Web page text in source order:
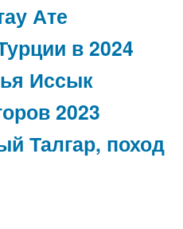
Ате
в 2024
Иссык
2023
Талгар, поход